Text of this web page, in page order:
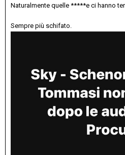
Naturalmente quelle *****e ci hanno
Sempre più schifato.